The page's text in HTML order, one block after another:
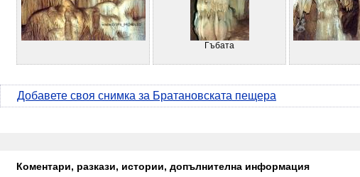
Гъбата
Добавете своя снимка за Братановската пещера
Коментари, разкази, истории, допълнителна информация